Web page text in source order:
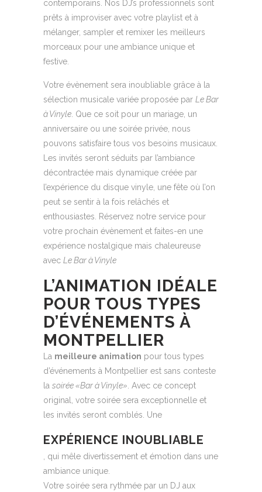
contemporains. Nos DJ’s professionnels sont
prêts à improviser avec votre playlist et à
mélanger, sampler et remixer les meilleurs
morceaux pour une ambiance unique et
festive.
Votre évènement sera inoubliable grâce à la
sélection musicale variée proposée par Le Bar
à Vinyle . Que ce soit pour un mariage, un
anniversaire ou une soirée privée, nous
pouvons satisfaire tous vos besoins musicaux.
Les invités seront séduits par l’ambiance
décontractée mais dynamique créée par
l’expérience du disque vinyle, une fête où l’on
peut se sentir à la fois relâchés et
enthousiastes. Réservez notre service pour
votre prochain évènement et faites-en une
expérience nostalgique mais chaleureuse
avec Le Bar à Vinyle
L’ANIMATION IDÉALE
POUR TOUS TYPES
D’ÉVÉNEMENTS À
MONTPELLIER
La meilleure animation pour tous types
d’événements à Montpellier est sans conteste
la soirée «Bar à Vinyle» . Avec ce concept
original, votre soirée sera exceptionnelle et
les invités seront comblés. Une
EXPÉRIENCE INOUBLIABLE
, qui mêle divertissement et émotion dans une
ambiance unique.
Votre soirée sera rythmée par un DJ aux